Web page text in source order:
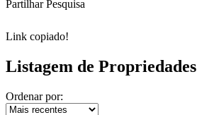
Partilhar Pesquisa
Link copiado!
Listagem de Propriedades
Ordenar por: